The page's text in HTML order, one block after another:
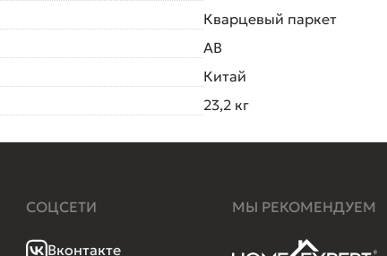
Кварцевый паркет
AB
Китай
23,2 кг
СОЦСЕТИ
Вконтакте
МЫ РЕКОМЕНДУЕМ